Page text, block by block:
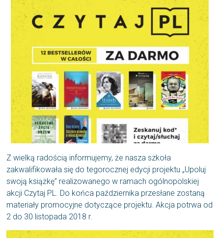
Z wielką radością informujemy, że nasza szkoła
zakwalifikowała się do tegorocznej edycji projektu „Upoluj
swoją książkę” realizowanego w ramach ogólnopolskiej
akcji Czytaj PL. Do końca października przesłane zostaną
materiały promocyjne dotyczące projektu. Akcja potrwa od
2 do 30 listopada 2018 r.